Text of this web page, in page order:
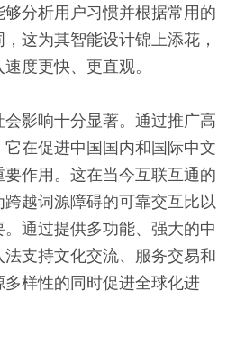
分析用户习惯并根据常用的
这为其智能设计锦上添花，
度更快、更直观。
影响十分显著。通过推广高
在促进中国国内和国际中文
作用。这在当今互联互通的
越词源障碍的可靠交互比以
通过提供多功能、强大的中
支持文化交流、服务交易和
样性的同时促进全球化进